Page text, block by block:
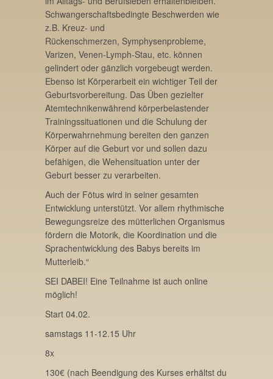
Schwangerschaftsbedingte Beschwerden wie
z.B. Kreuz- und
Rückenschmerzen, Symphysenprobleme,
Varizen, Venen-Lymph-Stau, etc. können
gelindert oder gänzlich vorgebeugt werden.
Ebenso ist Körperarbeit ein wichtiger Teil der
Geburtsvorbereitung. Das Üben gezielter
Atemtechnikenwährend körperbelastender
Trainingssituationen und die Schulung der
Körperwahrnehmung bereiten den ganzen
Körper auf die Geburt vor und sollen dazu
befähigen, die Wehensituation unter der
Geburt besser zu verarbeiten.
Auch der Fötus wird in seiner gesamten
Entwicklung unterstützt. Vor allem rhythmische
Bewegungsreize des mütterlichen Organismus
fördern die Motorik, die Koordination und die
Sprachentwicklung des Babys bereits im
Mutterleib.“
SEI DABEI! Eine Teilnahme ist auch online
möglich!
Start 04.02.
samstags 11-12.15 Uhr
8x
130€ (nach Beendigung des Kurses erhältst du